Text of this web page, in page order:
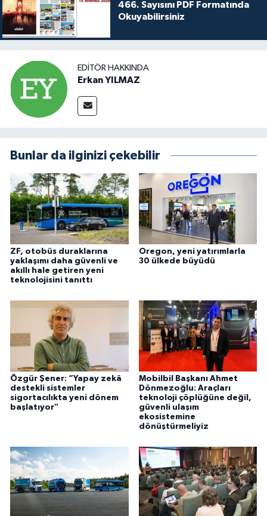
466. Sayısını PDF Formatında
Okuyabilirsiniz
EDITÖR HAKKINDA
Erkan YILMAZ
Bunlar da ilginizi çekebilir
ZF, otobüs duraklarına
yaklaşımı daha güvenli ve
akıllı hale getiren yeni
teknolojisini tanıttı
Oregon, yeni yatırımlarla
30 ülkede büyüdü
Özgür Şener: “Yapay zekâ
destekli sistemler
sigortacılıkta yeni dönem
başlatıyor"
Mobilbil Başkanı Ahmet
Dönmezoğlu: Araçları
teknoloji çöplüğüne değil,
güvenli ulaşım
ekosistemine
dönüştürmeliyiz